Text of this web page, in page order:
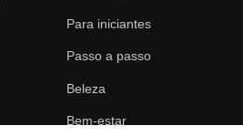
Para iniciantes
Passo a passo
Beleza
Bem-estar